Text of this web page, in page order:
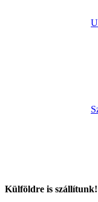
Külföldre is szállítunk!